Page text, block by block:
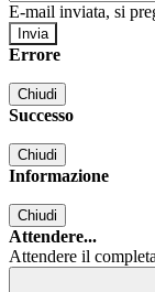
E-mail inviata, si
Errore
Chiudi
Successo
Chiudi
Informazione
Chiudi
Attendere...
Attendere il